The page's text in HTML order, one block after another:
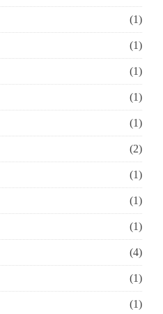
(1)
(1)
(1)
(1)
(1)
(2)
(1)
(1)
(1)
(4)
(1)
(1)